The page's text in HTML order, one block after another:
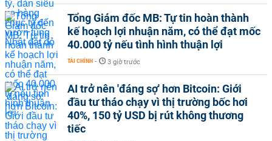
Tổng Giám đốc MB: Tự tin hoàn thành
kế hoạch lợi nhuận năm, có thể đạt mốc
40.000 tỷ nếu tình hình thuận lợi
TÀI CHÍNH - 3 giờ trước
AI trở nên 'đáng sợ' hơn Bitcoin: Giới
đầu tư tháo chạy vì thị trường bốc hơi
40%, 150 tỷ USD bị rút không thương
tiếc